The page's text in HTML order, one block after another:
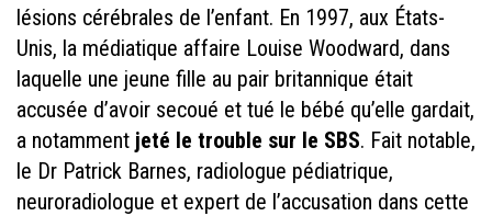
lésions cérébrales de l’enfant. En 1997, aux États-
Unis, la médiatique affaire Louise Woodward, dans
laquelle une jeune fille au pair britannique était
accusée d’avoir secoué et tué le bébé qu’elle gardait,
a notamment jeté le trouble sur le SBS. Fait notable,
le Dr Patrick Barnes, radiologue pédiatrique,
neuroradiologue et expert de l’accusation dans cette